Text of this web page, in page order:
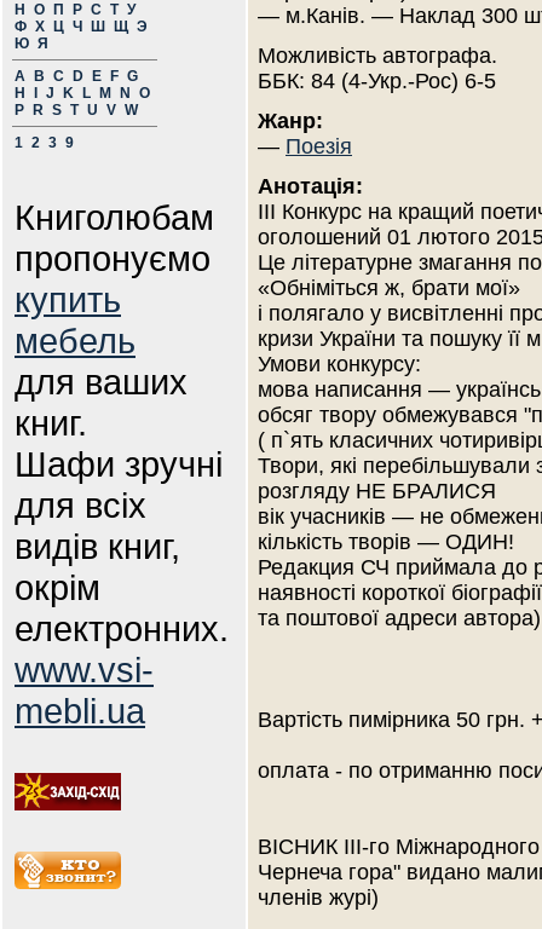
Н
О П Р С Т У
Ф Х Ц Ч Ш Щ Э
Ю Я
A
B C D E F G
H
J K L M N
O
P
R S T U V W
1 2 3 9
Книголюбам
пропонуємо
купить
мебель
для ваших
книг.
Шафи зручні
для всіх
видів книг,
окрім
електронних.
www.vsi-
mebli.ua
— м.Канів. — Наклад 300
Можливість автографа.
ББК: 84 (4-Укр.-Рос) 6-5
Жанр:
— Поезія
Анотація:
III Конкурс на кращий
оголошений 01 лютого
Це літературне змагання
«Обніміться ж, брати мої»
і полягало у висвітленні
кризи України та пошуку її
Умови конкурсу:
мова написання —
обсяг твору обмежувався
( п`ять класичних
Твори, які перебільшували
розгляду НЕ БРАЛИСЯ
вік учасників — не
кількість творів — ОДИН!
Редакция СЧ приймала до
наявності короткої
та поштової адреси
Вартість пимірника 50 грн.
оплата - по отриманню
ВІСНИК III-го Міжнародного
Чернеча гора" видано
членів журі)